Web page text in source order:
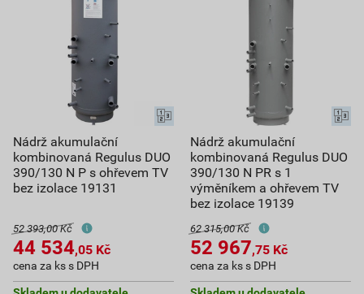
Nádrž akumulační
kombinovaná Regulus DUO
390/130 N P s ohřevem TV
bez izolace 19131
52 393,00 Kč
44 534,05 Kč
cena za ks s DPH
Nádrž akumulační
kombinovaná Regulus DUO
390/130 N PR s 1
výměníkem a ohřevem TV
bez izolace 19139
62 315,00 Kč
52 967,75 Kč
cena za ks s DPH